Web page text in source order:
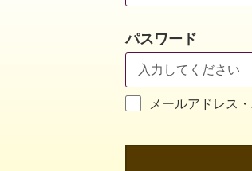
パスワード
メールアドレス